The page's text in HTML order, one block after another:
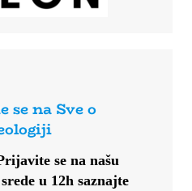
se na Sve o
se na našu
u 12h saznajte